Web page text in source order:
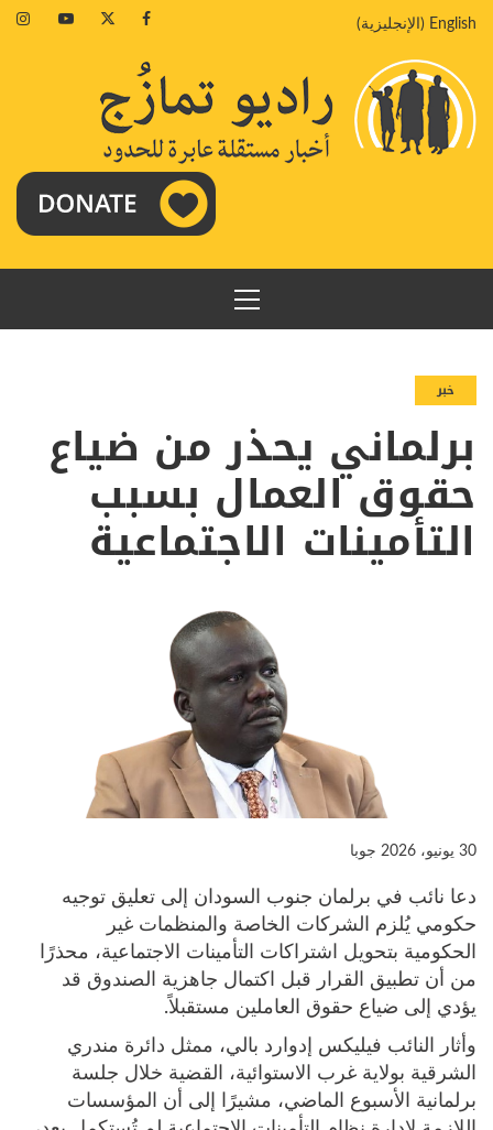
إلىEnglish
( الإنجليزية)
Facebook
Twitter
Youtube
القائمة
الرئيسية
خبر
برلماني يحذر من ضياع
حقوق العمال بسبب
التأمينات الاجتماعية
30 يونيو، 2026 جوبا
دعا نائب في برلمان جنوب السودان إلى تعليق توجيه
حكومي يُلزم الشركات الخاصة والمنظمات غير
الحكومية بتحويل اشتراكات التأمينات الاجتماعية، محذرًا
من أن تطبيق القرار قبل اكتمال جاهزية الصندوق قد
يؤدي إلى ضياع حقوق العاملين مستقبلاً.
وأثار النائب فيليكس إدوارد بالي، ممثل دائرة مندري
الشرقية بولاية غرب الاستوائية، القضية خلال جلسة
برلمانية الأسبوع الماضي، مشيرًا إلى أن المؤسسات